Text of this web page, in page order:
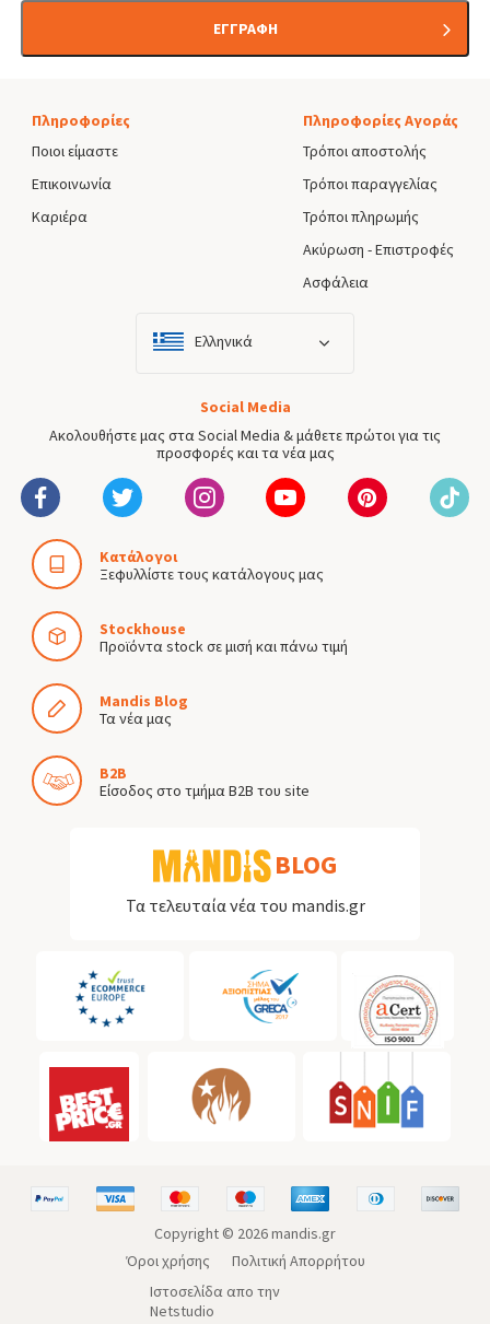
ΕΓΓΡΑΦΗ
Πληροφορίες
Ποιοι είμαστε
Επικοινωνία
Καριέρα
Πληροφορίες Αγοράς
Τρόποι αποστολής
Τρόποι παραγγελίας
Τρόποι πληρωμής
Ακύρωση - Επιστροφές
Ασφάλεια
Ελληνικά
Social Media
Ακολουθήστε μας στα Social Media & μάθετε πρώτοι για τις
προσφορές και τα νέα μας
Κατάλογοι
Ξεφυλλίστε τους κατάλογους μας
Stockhouse
Προϊόντα stock σε μισή και πάνω τιμή
Mandis Blog
Τα νέα μας
B2B
Είσοδος στο τμήμα B2B του site
BLOG
Τα τελευταία νέα του mandis.gr
Copyright © 2026mandis.gr
Όροι χρήσης
Πολιτική Απορρήτου
Ιστοσελίδα απο την
Netstudio